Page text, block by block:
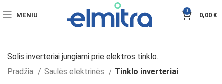
MENIU
0
0,00 €
Solis inverteriai jungiami prie elektros tinklo.
Pradžia
Saulės elektrinės
Tinklo inverteriai